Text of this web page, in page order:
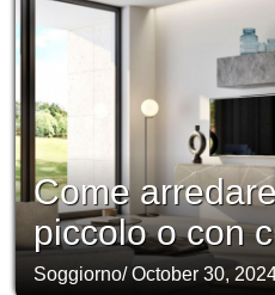
Come
piccolo o con
Soggiorno/October 30,